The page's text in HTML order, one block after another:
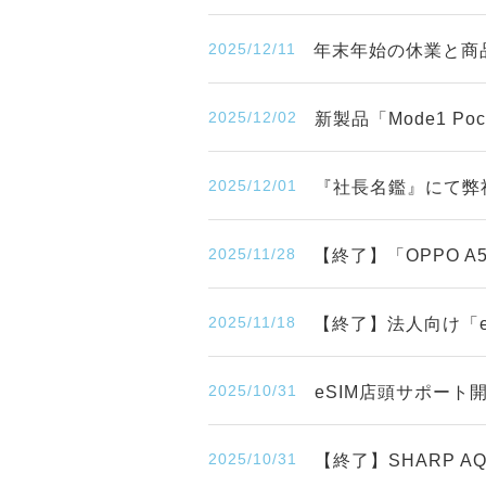
2025/12/11 年末年始の休業と商
2025/12/02 新製品「Mode1
2025/12/01 『社長名鑑』にて
2025/11/28 【終了】「OPPO
2025/11/18 【終了】法人向け
2025/10/31 eSIM店頭サポート
2025/10/31 【終了】SHARP